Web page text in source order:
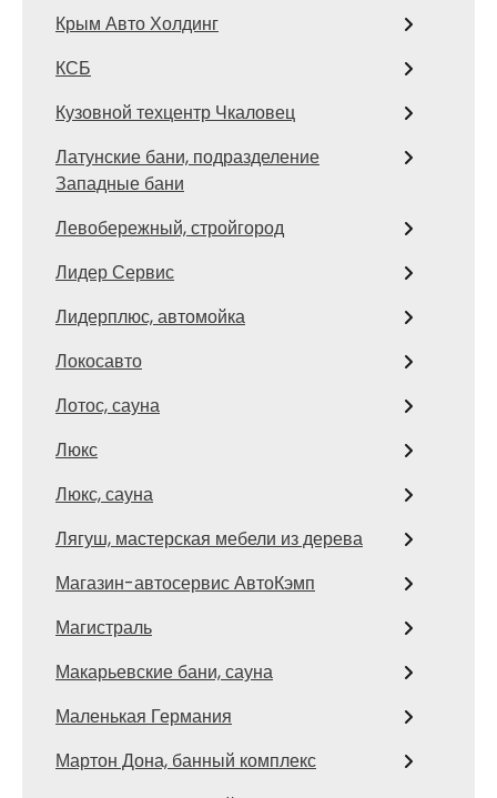
Крым Авто Холдинг
КСБ
Кузовной техцентр Чкаловец
Латунские бани, подразделение
Западные бани
Левобережный, стройгород
Лидер Сервис
Лидерплюс, автомойка
Локосавто
Лотос, сауна
Люкс
Люкс, сауна
Лягуш, мастерская мебели из дерева
Магазин-автосервис АвтоКэмп
Магистраль
Макарьевские бани, сауна
Маленькая Германия
Мартон Дона, банный комплекс